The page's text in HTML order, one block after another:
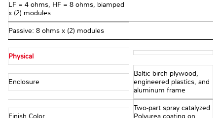
LF = 4 ohms, HF = 8 ohms, biamped
x (2) modules
Passive: 8 ohms x (2) modules
Physical
Enclosure
Baltic birch plywood,
engineered plastics, and
aluminum frame
Two-part spray catalyzed